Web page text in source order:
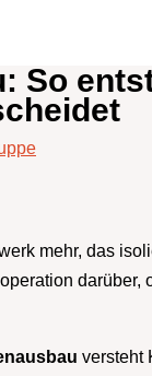
So
mehr, das
versteht